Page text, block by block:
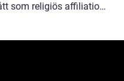
som religiös affiliatio…